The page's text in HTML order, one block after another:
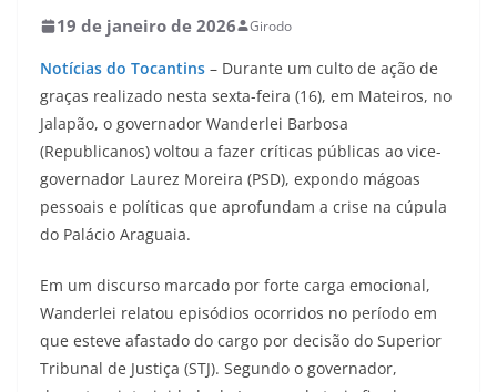
19 de janeiro de 2026 Girodo
Notícias do Tocantins – Durante um culto de ação de
graças realizado nesta sexta-feira (16), em Mateiros, no
Jalapão, o governador Wanderlei Barbosa
(Republicanos) voltou a fazer críticas públicas ao vice-
governador Laurez Moreira (PSD), expondo mágoas
pessoais e políticas que aprofundam a crise na cúpula
do Palácio Araguaia.
Em um discurso marcado por forte carga emocional,
Wanderlei relatou episódios ocorridos no período em
que esteve afastado do cargo por decisão do Superior
Tribunal de Justiça (STJ). Segundo o governador,